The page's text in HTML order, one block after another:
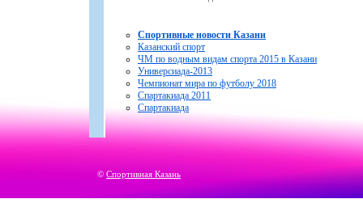
Спортивные новости Казани
Казанский спорт
ЧМ по водным видам спорта 2015 в Казани
Универсиада-2013
Чемпионат мира по футболу 2018
Спартакиада 2011
Спартакиада
© Спортивная Казань